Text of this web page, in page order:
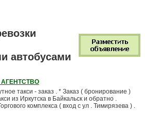
автобусами
такси - заказ . * Заказ ( бронирование )
из Иркутска в Байкальск и обратно .
комплекса ( вход с ул . Тимирязева ) .